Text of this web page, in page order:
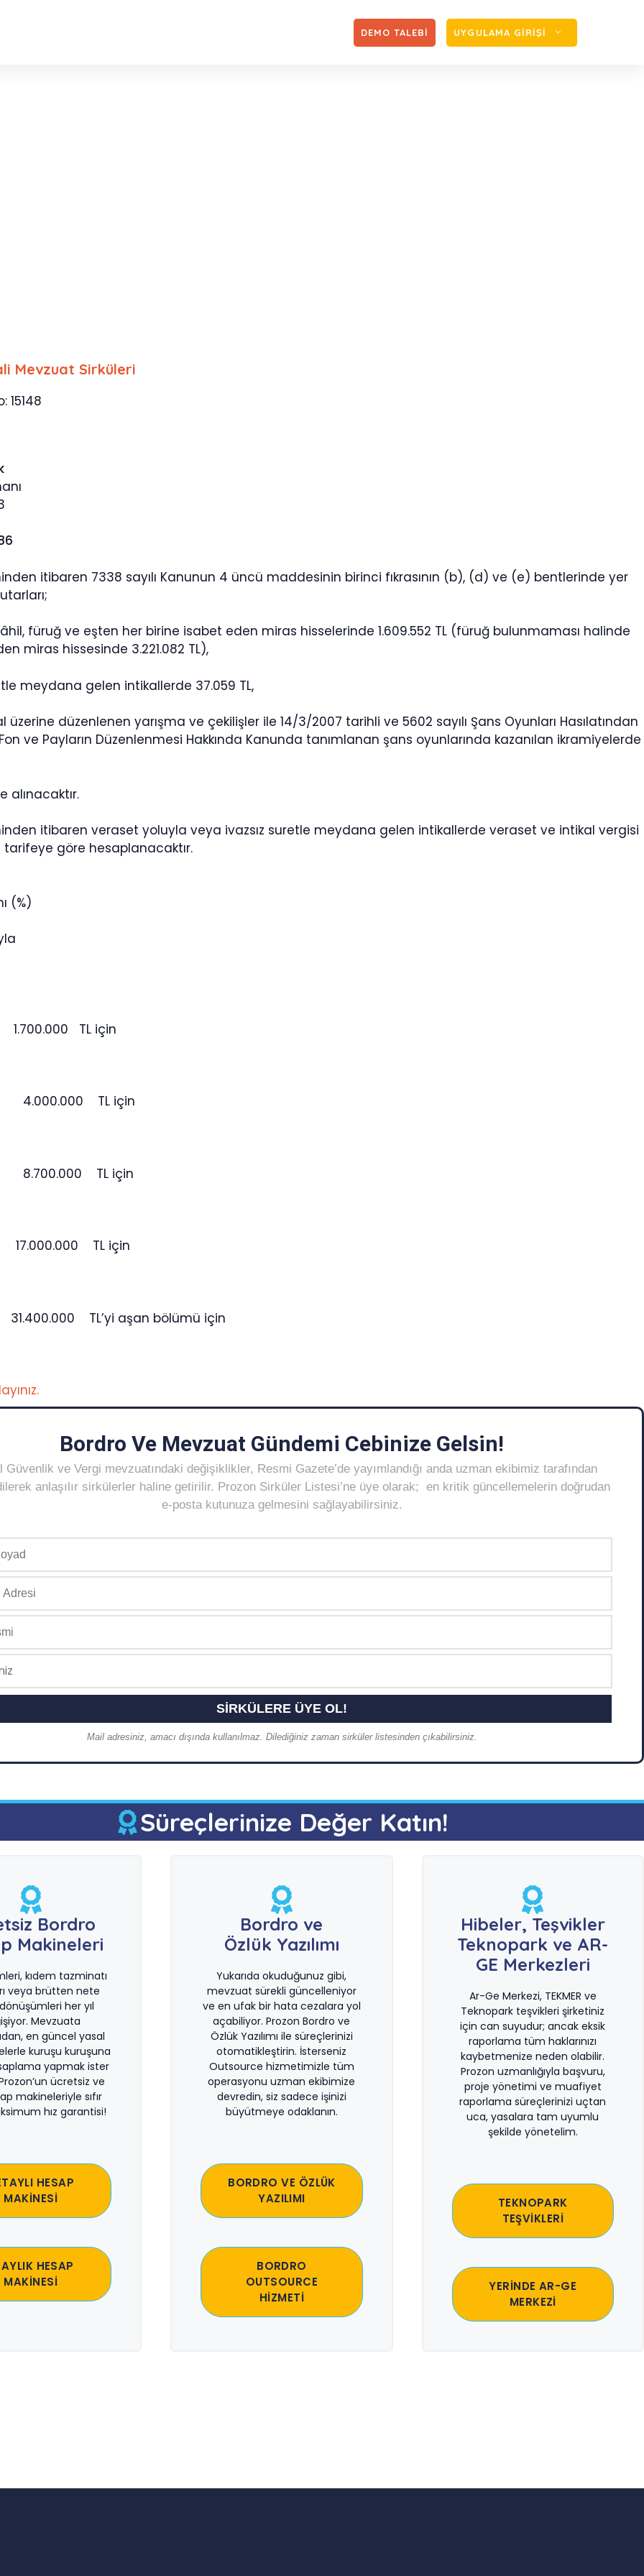
DEMO TALEBİ UYGULAMA GİRİŞİ
Mevzuat Sirküleri
15148
itibaren 7338 sayılı Kanunun 4 üncü maddesinin birinci fıkrasının (b), (d) ve (e) bentlerinde yer
füruğ ve eşten her birine isabet eden miras hisselerinde 1.609.552 TL (füruğ bulunmaması halinde
miras hissesinde 3.221.082 TL),
meydana gelen intikallerde 37.059 TL,
üzerine düzenlenen yarışma ve çekilişler ile 14/3/2007 tarihli ve 5602 sayılı Şans Oyunları Hasılatından
ve Payların Düzenlenmesi Hakkında Kanunda tanımlanan şans oyunlarında kazanılan ikramiyelerde
alınacaktır.
itibaren veraset yoluyla veya ivazsız suretle meydana gelen intikallerde veraset ve intikal vergisi
tarifeye göre hesaplanacaktır.
(%)
TL için
4.000.000 TL için
8.700.000 TL için
17.000.000 TL için
TL’yi aşan bölümü için
Bordro Ve Mevzuat Gündemi Cebinize Gelsin!
Güvenlik ve Vergi mevzuatındaki değişiklikler, Resmi Gazete’de yayımlandığı anda uzman ekibimiz tarafından
anlaşılır sirkülerler haline getirilir. Prozon Sirküler Listesi’ne üye olarak; en kritik güncellemelerin doğrudan
e-posta kutunuza gelmesini sağlayabilirsiniz.
Mail adresiniz, amacı dışında kullanılmaz. Dilediğiniz zaman sirküler listesinden çıkabilirsiniz.
Süreçlerinize Değer Katın!
Bordro
Makineleri
kıdem tazminatı
veya brütten nete
her yıl
Mevzuata
en güncel yasal
kuruşu kuruşuna
yapmak ister
ücretsiz ve
makineleriyle sıfır
hız garantisi!
HESAP
MAKİNESİ
HESAP
MAKİNESİ
Bordro ve
Özlük Yazılımı
Yukarıda okuduğunuz gibi,
mevzuat sürekli güncelleniyor
ve en ufak bir hata cezalara yol
açabiliyor. Prozon Bordro ve
Özlük Yazılımı ile süreçlerinizi
otomatikleştirin. İsterseniz
Outsource hizmetimizle tüm
operasyonu uzman ekibimize
devredin, siz sadece işinizi
büyütmeye odaklanın.
BORDRO VE ÖZLÜK
YAZILIMI
BORDRO
OUTSOURCE
HİZMETİ
Hibeler, Teşvikler
Teknopark ve AR-
GE Merkezleri
Ar-Ge Merkezi, TEKMER ve
Teknopark teşvikleri şirketiniz
için can suyudur; ancak eksik
raporlama tüm haklarınızı
kaybetmenize neden olabilir.
Prozon uzmanlığıyla başvuru,
proje yönetimi ve muafiyet
raporlama süreçlerinizi uçtan
uca, yasalara tam uyumlu
şekilde yönetelim.
TEKNOPARK
TEŞVİKLERİ
YERİNDE AR-GE
MERKEZİ